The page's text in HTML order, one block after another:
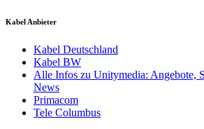
Kabel Anbieter
Kabel Deutschland
Kabel BW
Alle Infos zu Unitymedia: Angebote,
News
Primacom
Tele Columbus